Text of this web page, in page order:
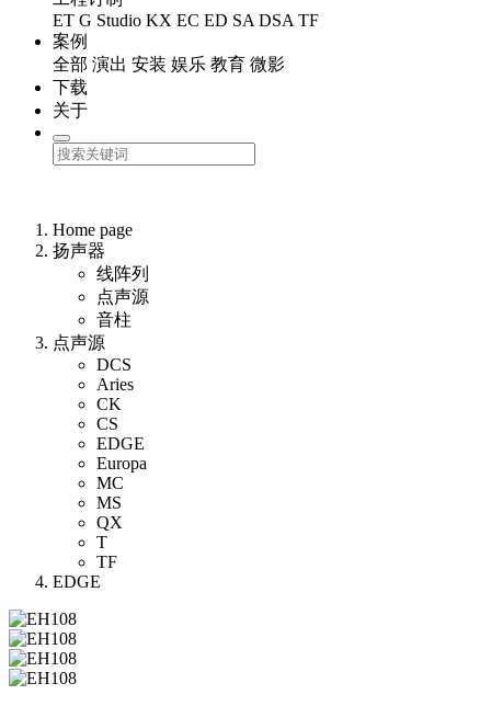
ET G Studio KX EC ED SA DSA TF
案例
全部 演出 安装 娱乐 教育 微影
下载
关于
Home page
扬声器
线阵列
点声源
音柱
点声源
DCS
Aries
CK
CS
EDGE
Europa
MC
MS
QX
T
TF
EDGE